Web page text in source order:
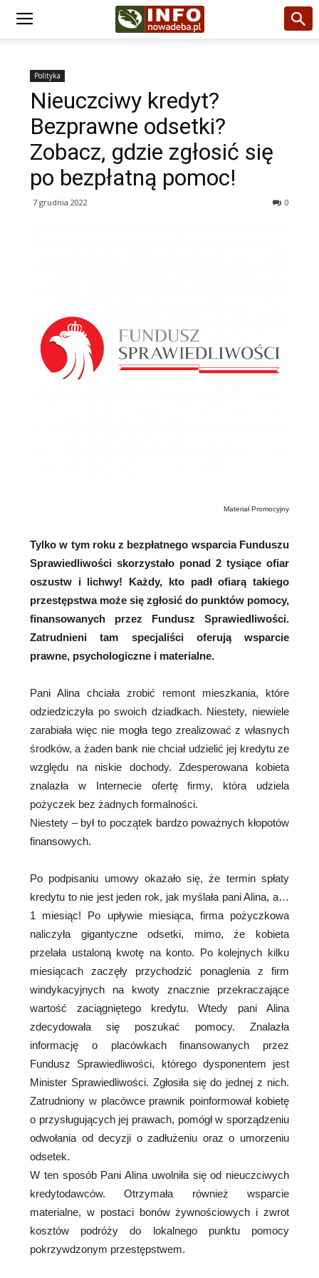
Polityka
Nieuczciwy kredyt?
Bezprawne odsetki?
Zobacz, gdzie zgłosić się
po bezpłatną pomoc!
7 grudnia 2022 0
Materiał Promocyjny
Tylko w tym roku z bezpłatnego wsparcia Funduszu
Sprawiedliwości skorzystało ponad 2 tysiące ofiar
oszustw i lichwy! Każdy, kto padł ofiarą takiego
przestępstwa może się zgłosić do punktów pomocy,
finansowanych przez Fundusz Sprawiedliwości.
Zatrudnieni tam specjaliści oferują wsparcie
prawne, psychologiczne i materialne.
Pani Alina chciała zrobić remont mieszkania, które
odziedziczyła po swoich dziadkach. Niestety, niewiele
zarabiała więc nie mogła tego zrealizować z własnych
środków, a żaden bank nie chciał udzielić jej kredytu ze
względu na niskie dochody. Zdesperowana kobieta
znalazła w Internecie ofertę firmy, która udziela
pożyczek bez żadnych formalności.
Niestety – był to początek bardzo poważnych kłopotów
finansowych.
Po podpisaniu umowy okazało się, że termin spłaty
kredytu to nie jest jeden rok, jak myślała pani Alina, a…
1 miesiąc! Po upływie miesiąca, firma pożyczkowa
naliczyła gigantyczne odsetki, mimo, że kobieta
przelała ustaloną kwotę na konto. Po kolejnych kilku
miesiącach zaczęły przychodzić ponaglenia z firm
windykacyjnych na kwoty znacznie przekraczające
wartość zaciągniętego kredytu. Wtedy pani Alina
zdecydowała się poszukać pomocy. Znalazła
informację o placówkach finansowanych przez
Fundusz Sprawiedliwości, którego dysponentem jest
Minister Sprawiedliwości. Zgłosiła się do jednej z nich.
Zatrudniony w placówce prawnik poinformował kobietę
o przysługujących jej prawach, pomógł w sporządzeniu
odwołania od decyzji o zadłużeniu oraz o umorzeniu
odsetek.
W ten sposób Pani Alina uwolniła się od nieuczciwych
kredytodawców. Otrzymała również wsparcie
materialne, w postaci bonów żywnościowych i zwrot
kosztów podróży do lokalnego punktu pomocy
pokrzywdzonym przestępstwem.